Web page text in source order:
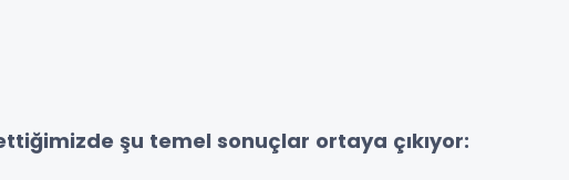
şu temel sonuçlar ortaya çıkıyor: